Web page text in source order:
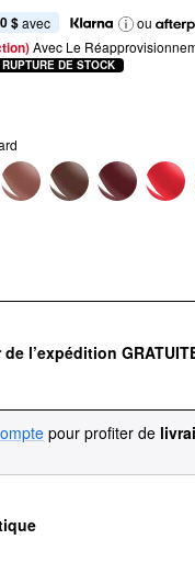
$ avec
ou
Avec Le
RUPTURE DE STOCK
l’expédition
pour profiter de